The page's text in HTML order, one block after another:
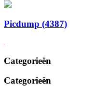
Picdump (4387)
Categorieën
Categorieën